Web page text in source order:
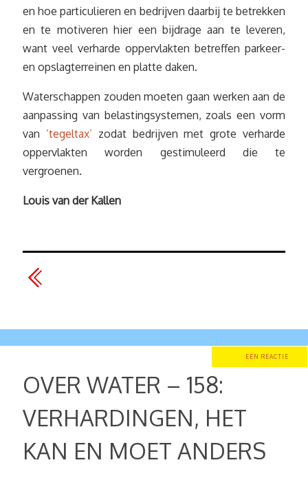
en hoe particulieren en bedrijven daarbij te betrekken
en te motiveren hier een bijdrage aan te leveren,
want veel verharde oppervlakten betreffen parkeer-
en opslagterreinen en platte daken.
Waterschappen zouden moeten gaan werken aan de
aanpassing van belastingsystemen, zoals een vorm
van ’tegeltax’ zodat bedrijven met grote verharde
oppervlakten worden gestimuleerd die te
vergroenen.
Louis van der Kallen
EÉN REACTIE
OVER WATER – 158:
VERHARDINGEN, HET
KAN EN MOET ANDERS